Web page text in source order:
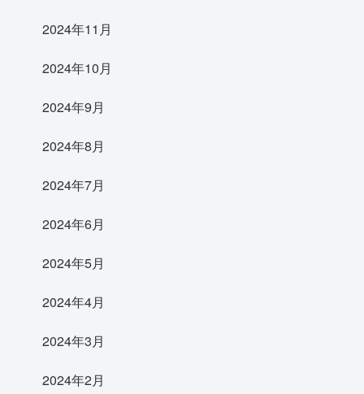
2024年11月
2024年10月
2024年9月
2024年8月
2024年7月
2024年6月
2024年5月
2024年4月
2024年3月
2024年2月